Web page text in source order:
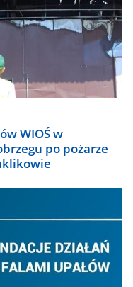
WIOŚ w
po pożarze